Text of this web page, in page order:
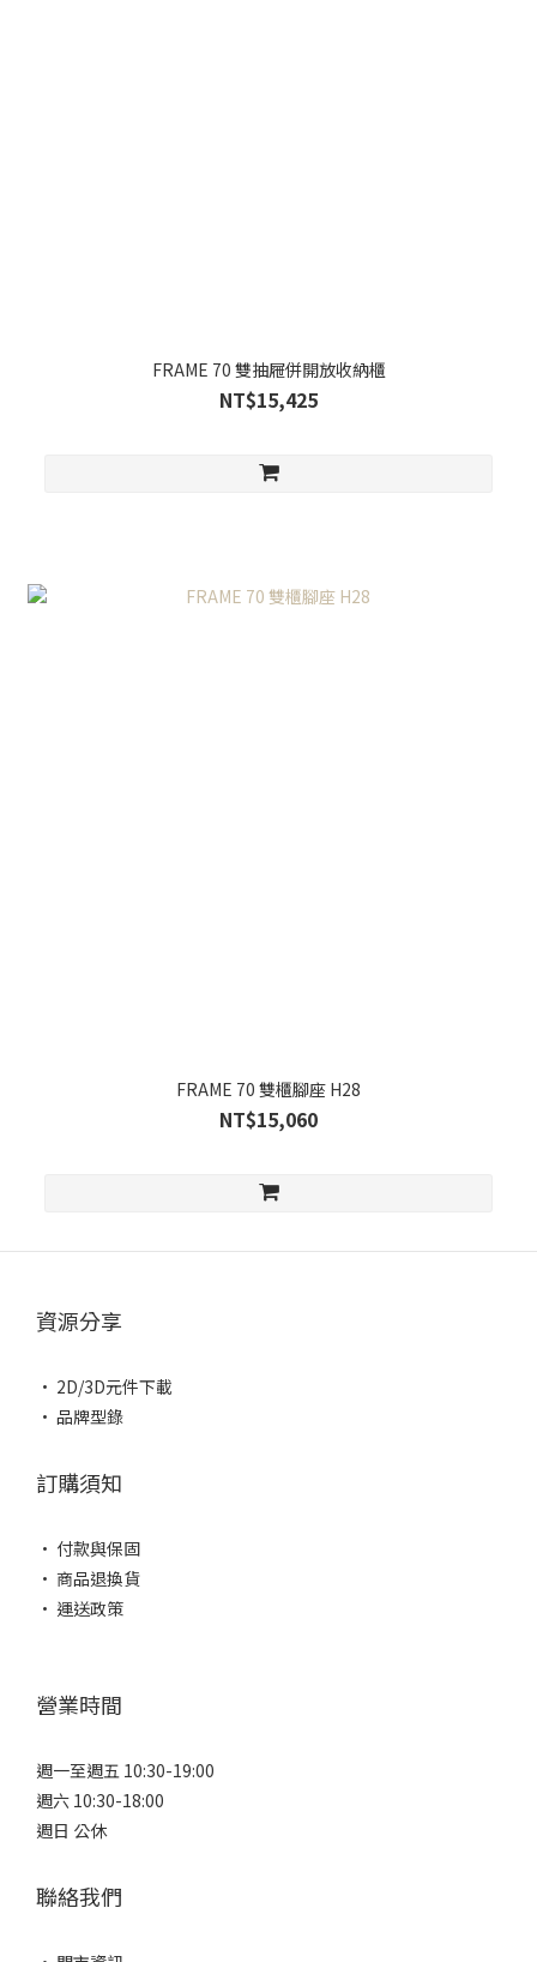
FRAME 70 雙抽屜併開放收納櫃
NT$15,425
FRAME 70 雙櫃腳座 H28
NT$15,060
資源分享
• 2D/3D元件下載
• 品牌型錄
訂購須知
• 付款與保固
• 商品退換貨
• 運送政策
營業時間
週一至週五 10:30-19:00
週六 10:30-18:00
週日 公休
聯絡我們